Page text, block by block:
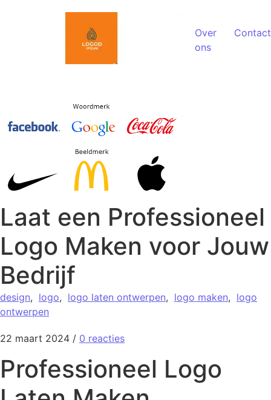
Over
ons
Contact
Laat een Professioneel
Logo Maken voor Jouw
Bedrijf
design, logo, logo laten ontwerpen, logo maken, logo
ontwerpen
22 maart 2024 / 0 reacties
Professioneel Logo